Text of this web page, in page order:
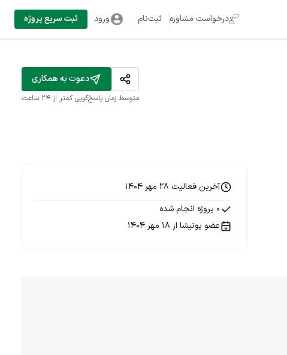
درخواست مشاوره ثبت‌نام ورود ثبت سریع پروژه
دعوت به همکاری
متوسط زمان پاسخ‌گویی کمتر از 24 ساعت
آخرین فعالیت 28 مهر 1404
0 پروژه انجام شده
عضو پونیشا از 18 مهر 1404